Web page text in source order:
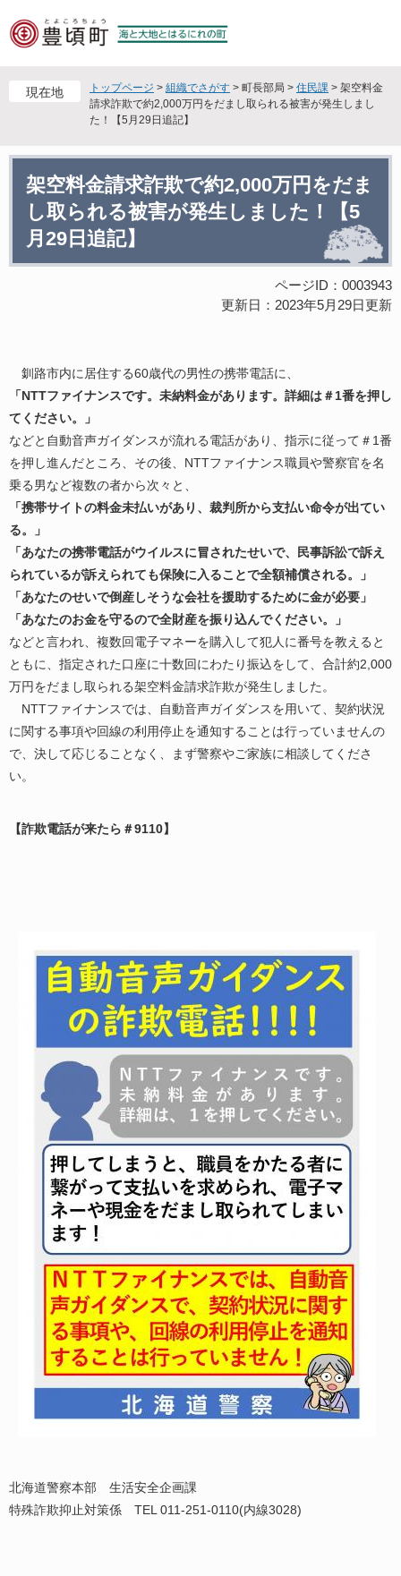
ー
。
ニ
て
現在地 トップページ > 組織でさがす > 町長部局 > 住民課 > 架空料金
請求詐欺で約2,000万円をだまし取られる被害が発生しまし
た！【5月29日追記】
架空料金請求詐欺で約2,000万円をだま
し取られる被害が発生しました！【5
月29日追記】
ページID：0003943
更新日：2023年5月29日更新
釧路市内に居住する60歳代の男性の携帯電話に、
「NTTファイナンスです。未納料金があります。詳細は＃1番を押し
てください。」
などと自動音声ガイダンスが流れる電話があり、指示に従って＃1番
を押し進んだところ、その後、NTTファイナンス職員や警察官を名
乗る男など複数の者から次々と、
「携帯サイトの料金未払いがあり、裁判所から支払い命令が出てい
る。」
「あなたの携帯電話がウイルスに冒されたせいで、民事訴訟で訴え
られているが訴えられても保険に入ることで全額補償される。」
「あなたのせいで倒産しそうな会社を援助するために金が必要」
「あなたのお金を守るので全財産を振り込んでください。」
などと言われ、複数回電子マネーを購入して犯人に番号を教えると
ともに、指定された口座に十数回にわたり振込をして、合計約2,000
万円をだまし取られる架空料金請求詐欺が発生しました。
NTTファイナンスでは、自動音声ガイダンスを用いて、契約状況
に関する事項や回線の利用停止を通知することは行っていませんの
で、決して応じることなく、まず警察やご家族に相談してくださ
い。
【詐欺電話が来たら＃9110】
北海道警察本部 生活安全企画課
特殊詐欺抑止対策係 TEL 011-251-0110(内線3028)